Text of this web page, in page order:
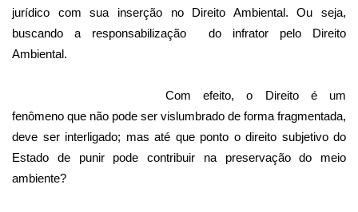
jurídico com sua inserção no Direito Ambiental. Ou seja,
buscando a responsabilização
do infrator pelo Direito
Ambiental.
Com efeito, o Direito é um
fenômeno que não pode ser vislumbrado de forma fragmentada,
deve ser interligado; mas até que ponto o direito subjetivo do
Estado de punir pode contribuir na preservação do meio
ambiente?